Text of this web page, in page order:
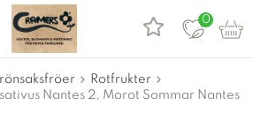
0
Rotfrukter
Nantes 2, Morot Sommar Nantes